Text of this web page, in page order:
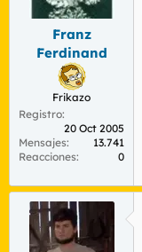
Franz
Ferdinand
Frikazo
Registro
20 Oct 2005
Mensajes
13.741
Reacciones
0